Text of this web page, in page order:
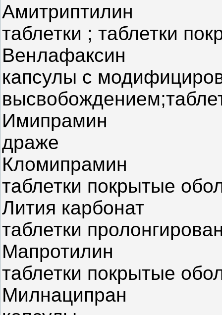
Амитриптилин
таблетки ; таблетки
Венлафаксин
капсулы с
Имипрамин
драже
Кломипрамин
таблетки покрытые
Лития карбонат
таблетки
Мапротилин
таблетки покрытые
Милнаципран